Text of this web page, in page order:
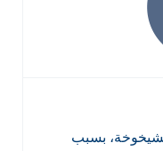
بسبب